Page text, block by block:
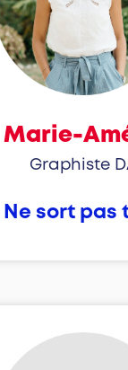
Marie-
Graphiste
Ne sort pas